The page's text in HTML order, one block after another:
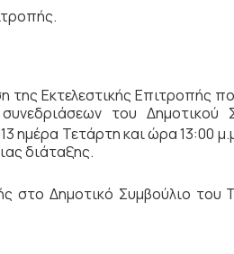
της Εκτελεστικής Επιτροπής
του Δημοτικού
ημέρα Τετάρτη και ώρα 13:00
διάταξης.
στο Δημοτικό Συμβούλιο του